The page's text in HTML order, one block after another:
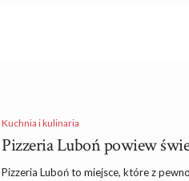
Kuchnia i kulinaria
Pizzeria Luboń powiew
Pizzeria Luboń to miejsce, które z